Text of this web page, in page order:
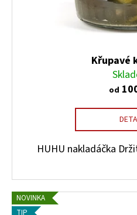
Křupavé
od
HUHU nakladáčka
NOVINKA
TIP